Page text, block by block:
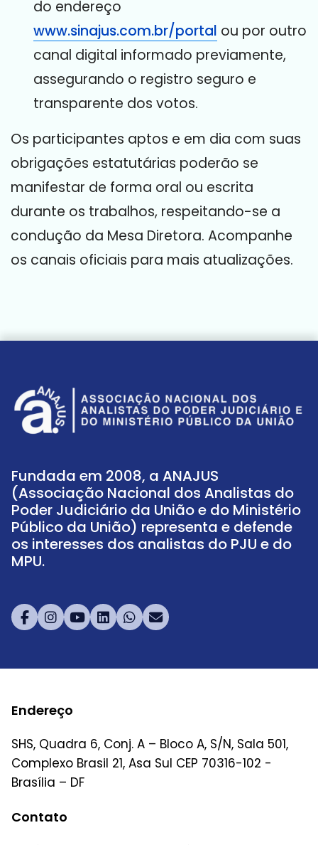
do endereço
www.sinajus.com.br/portal ou por outro
canal digital informado previamente,
assegurando o registro seguro e
transparente dos votos.
Os participantes aptos e em dia com suas
obrigações estatutárias poderão se
manifestar de forma oral ou escrita
durante os trabalhos, respeitando-se a
condução da Mesa Diretora. Acompanhe
os canais oficiais para mais atualizações.
Fundada em 2008, a ANAJUS
(Associação Nacional dos Analistas do
Poder Judiciário da União e do Ministério
Público da União) representa e defende
os interesses dos analistas do PJU e do
MPU.
Endereço
SHS, Quadra 6, Conj. A – Bloco A, S/N, Sala 501,
Complexo Brasil 21, Asa Sul CEP 70316-102 -
Brasília – DF
Contato